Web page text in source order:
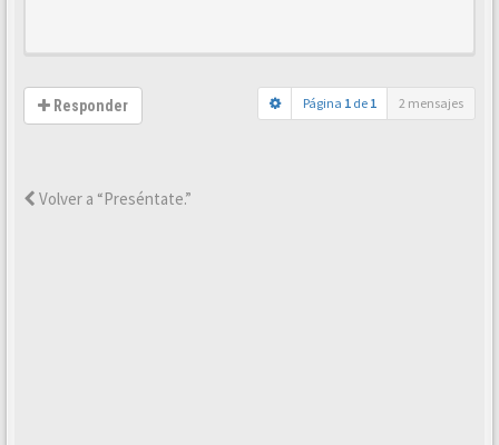
Responder Página 1 de 1 2 mensajes
Volver a “Preséntate.”